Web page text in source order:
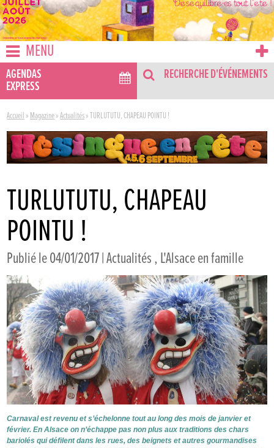
MENU
AGENDAS
EXPRESS
RECHERCHE D'ÉVÉNEMENTS
Accueil » Magazine»Actualités»TURLUTUTU, CHAPEAU POINTU !
TURLUTUTU, CHAPEAU
POINTU !
Publié le 04/01/2017 |Actualités,L'Alsace en famille
Carnaval est revenu et s’échelonne tout au long des mois de janvier et
février. En Alsace on n’échappe pas non plus aux traditions des chars
bariolés qui défilent dans les rues, des beignets et autres gourmandises